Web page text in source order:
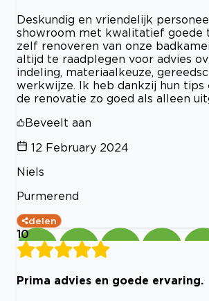
Deskundig en vriendelijk
showroom met kwalitatief goede
zelf renoveren van onze
altijd te raadplegen voor advies
indeling, materiaalkeuze,
werkwijze. Ik heb dankzij hun tips
de renovatie zo goed als alleen
Beveelt aan
12 February 2024
Niels
Purmerend
delen
10
Prima advies en goede ervaring.